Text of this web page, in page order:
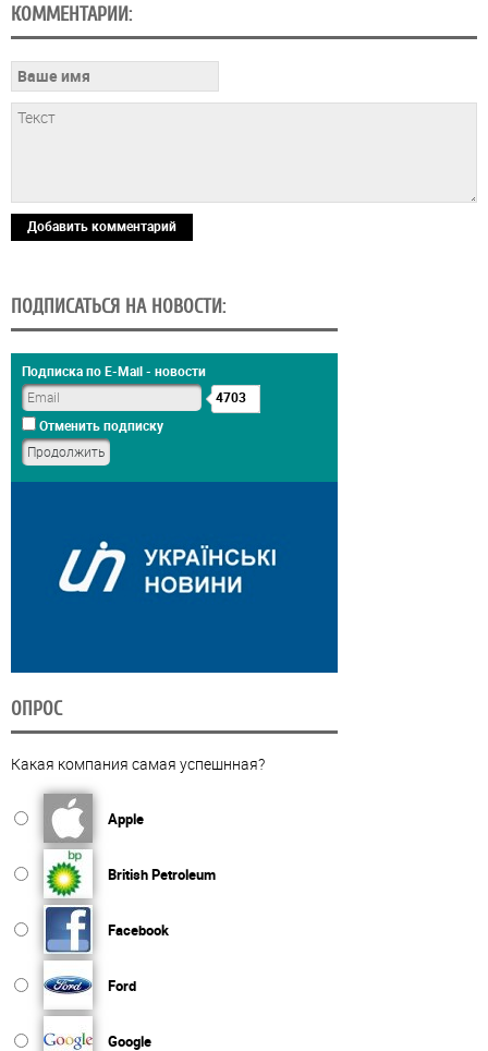
КОММЕНТАРИИ:
Добавить комментарий
ПОДПИСАТЬСЯ НА НОВОСТИ:
Подписка по E-Mail - новости
4703
Отменить подписку
ОПРОС
Какая компания самая успешнная?
Apple
British Petroleum
Facebook
Ford
Google